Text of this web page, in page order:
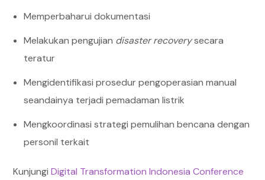
Memperbaharui dokumentasi
Melakukan pengujian disaster recoverysecara
teratur
Mengidentifikasi prosedur pengoperasian manual
seandainya terjadi pemadaman listrik
Mengkoordinasi strategi pemulihan bencana dengan
personil terkait
KunjungiDigital Transformation Indonesia Conference